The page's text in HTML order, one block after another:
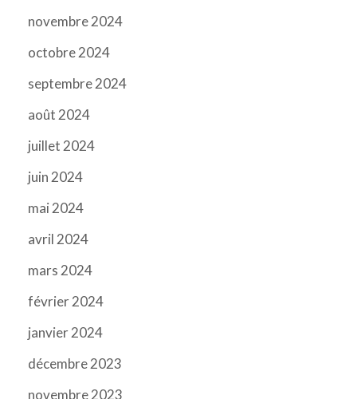
novembre 2024
octobre 2024
septembre 2024
août 2024
juillet 2024
juin 2024
mai 2024
avril 2024
mars 2024
février 2024
janvier 2024
décembre 2023
novembre 2023